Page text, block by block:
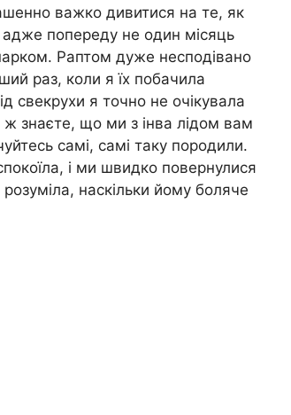
важко дивитися на те, як
попереду не один місяць
Раптом дуже несподівано
раз, коли я їх побачила
свекрухи я точно не очікувала
знаєте, що ми з інва лідом вам
самі, самі таку породили.
і ми швидко повернулися
наскільки йому боляче